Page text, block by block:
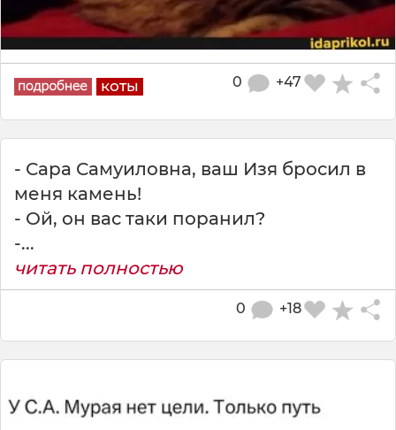
коты +47
0
- Сара Самуиловна, ваш Изя бросил в
меня камень!
- Ой, он вас таки поранил?
-...
читать полностью
+18
0